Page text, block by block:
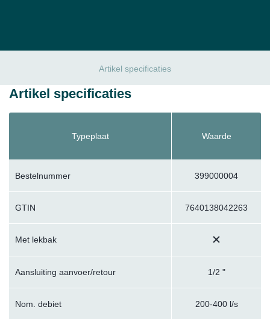
Artikel specificaties
Artikel specificaties
Typeplaat Waarde
Bestelnummer 399000004
GTIN 7640138042263
Met lekbak
Aansluiting aanvoer/retour 1/2 "
Nom. debiet 200-400 l/s